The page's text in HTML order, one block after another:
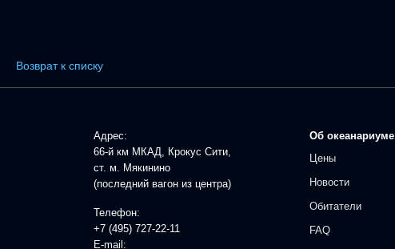
Возврат к списку
Адрес:
66-й км МКАД, Крокус Сити,
ст. м. Мякинино
(последний вагон из центра)
Телефон:
+7 (495) 727-22-11
E-mail:
Об океанариуме
Цены
Новости
Обитатели
FAQ